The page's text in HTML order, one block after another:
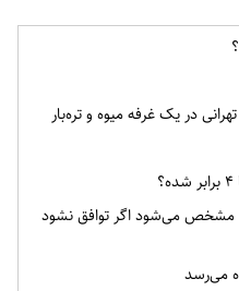
۴۸ ساعت آینده مشخص می‌شود اگر توافق نشود
می‌رسد